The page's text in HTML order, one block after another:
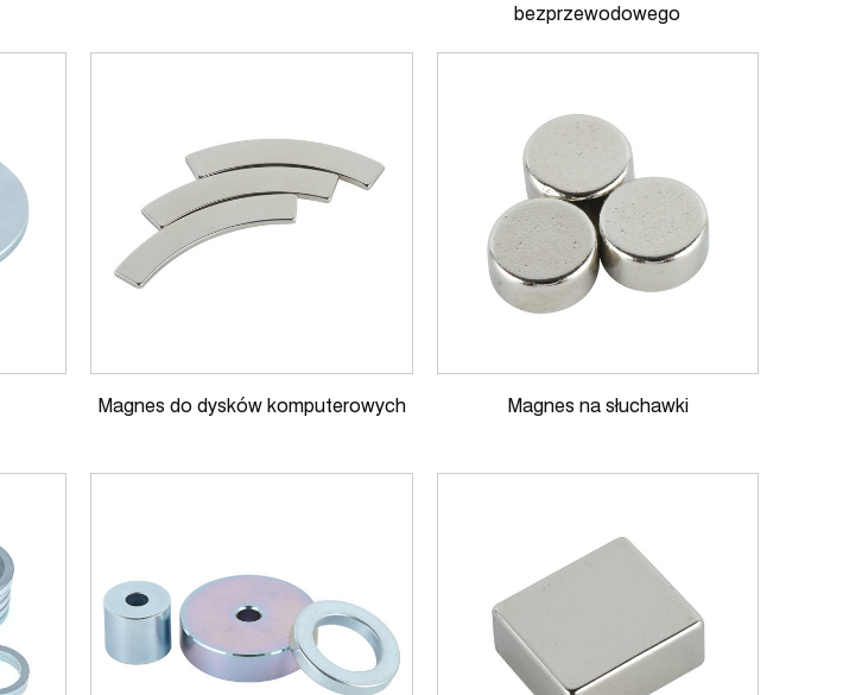
bezprzewodowego
Magnes do dysków komputerowych Magnes na słuchawki